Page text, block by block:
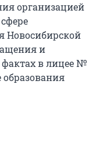
организацией
Новосибирской
и
в лицее №
образования